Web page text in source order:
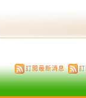
訂閱最新消息 訂